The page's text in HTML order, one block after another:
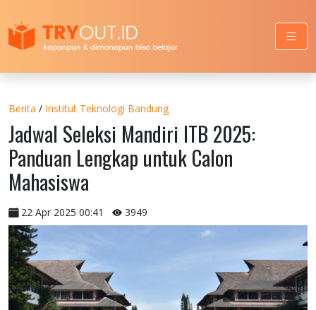
Berita / Institut Teknologi Bandung
Jadwal Seleksi Mandiri ITB 2025:
Panduan Lengkap untuk Calon
Mahasiswa
22 Apr 2025 00:41 3949